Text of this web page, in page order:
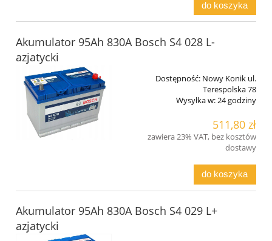
do koszyka
Akumulator 95Ah 830A Bosch S4 028 L-
azjatycki
Dostępność: Nowy Konik ul.
Terespolska 78
Wysyłka w:24 godziny
511,80 zł
zawiera 23% VAT, bez kosztów
dostawy
do koszyka
Akumulator 95Ah 830A Bosch S4 029 L+
azjatycki